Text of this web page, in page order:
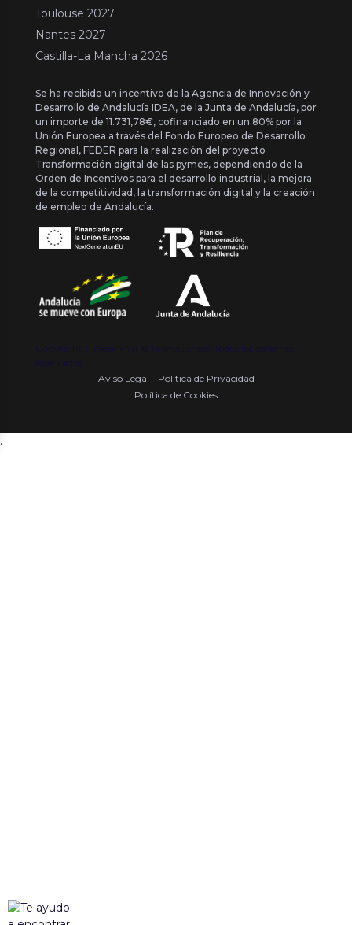
Toulouse 2027
Nantes 2027
Castilla-La Mancha 2026
Se ha recibido un incentivo de la Agencia de Innovación y
Desarrollo de Andalucía IDEA, de la Junta de Andalucía, por
un importe de 11.731,78€, cofinanciado en un 80% por la
Unión Europea a través del Fondo Europeo de Desarrollo
Regional, FEDER para la realización del proyecto
Transformación digital de las pymes, dependiendo de la
Orden de Incentivos para el desarrollo industrial, la mejora
de la competitividad, la transformación digital y la creación
de empleo de Andalucía.
Copyright {{ date('Y') }} ® Franquishop. Todos los derechos
reservados
Aviso Legal - Política de Privacidad
Política de Cookies
.